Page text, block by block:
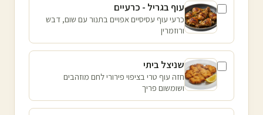
עוף בגריל - כרעיים
כרעי עוף עסיסיים אפויים בתנור עם שום, דבש
ורוזמרין
שניצל ביתי
חזה עוף טרי בציפוי פירורי לחם מוזהבים
ושומשום פריך